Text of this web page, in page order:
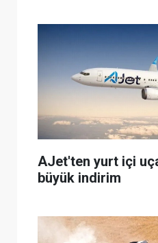
AJet'ten yurt içi
büyük indirim